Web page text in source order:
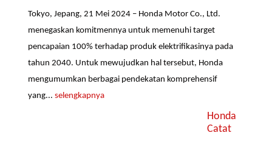
Tokyo, Jepang, 21 Mei 2024 – Honda Motor Co., Ltd.
menegaskan komitmennya untuk memenuhi target
pencapaian 100% terhadap produk elektrifikasinya pada
tahun 2040. Untuk mewujudkan hal tersebut, Honda
mengumumkan berbagai pendekatan komprehensif
yang...selengkapnya
Honda
Catat